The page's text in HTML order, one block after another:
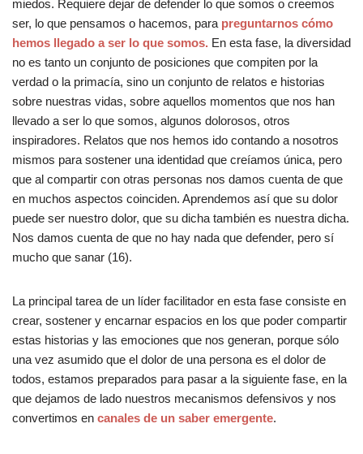
miedos. Requiere dejar de defender lo que somos o creemos
ser, lo que pensamos o hacemos, para preguntarnos cómo
hemos llegado a ser lo que somos. En esta fase, la diversidad
no es tanto un conjunto de posiciones que compiten por la
verdad o la primacía, sino un conjunto de relatos e historias
sobre nuestras vidas, sobre aquellos momentos que nos han
llevado a ser lo que somos, algunos dolorosos, otros
inspiradores. Relatos que nos hemos ido contando a nosotros
mismos para sostener una identidad que creíamos única, pero
que al compartir con otras personas nos damos cuenta de que
en muchos aspectos coinciden. Aprendemos así que su dolor
puede ser nuestro dolor, que su dicha también es nuestra dicha.
Nos damos cuenta de que no hay nada que defender, pero sí
mucho que sanar (16).
La principal tarea de un líder facilitador en esta fase consiste en
crear, sostener y encarnar espacios en los que poder compartir
estas historias y las emociones que nos generan, porque sólo
una vez asumido que el dolor de una persona es el dolor de
todos, estamos preparados para pasar a la siguiente fase, en la
que dejamos de lado nuestros mecanismos defensivos y nos
convertimos en canales de un saber emergente.